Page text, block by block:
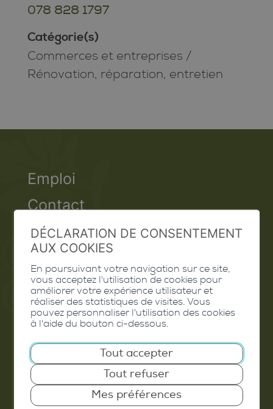
078 828 1797
Catégorie(s)
Commerces et entreprises /
Rénovation, réparation, entretien
Emploi
Contact
Extranet
Valais Excellence
Commune de Conthey
Route de Savoie 54
1975
St-Séverin
T. 027 345 45 45
info@conthey.ch
DÉCLARATION DE CONSENTEMENT
AUX COOKIES
En poursuivant votre navigation sur ce site,
vous acceptez l'utilisation de cookies pour
améliorer votre expérience utilisateur et
réaliser des statistiques de visites. Vous
pouvez personnaliser l'utilisation des cookies
à l'aide du bouton ci-dessous.
Tout accepter
Tout refuser
Mes préférences